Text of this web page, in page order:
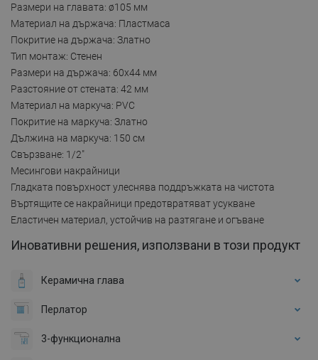
Размери на главата: ø105 мм
Материал на държача: Пластмаса
Покритие на държача: Златно
Тип монтаж: Стенен
Размери на държача: 60x44 мм
Разстояние от стената: 42 мм
Материал на маркуча: PVC
Покритие на маркуча: Златно
Дължина на маркуча: 150 см
Свързване: 1/2"
Месингови накрайници
Гладката повърхност улеснява поддръжката на чистота
Въртящите се накрайници предотвратяват усукване
Еластичен материал, устойчив на разтягане и огъване
Иновативни решения, използвани в този продукт
Керамична глава
Перлатор
3-функционална